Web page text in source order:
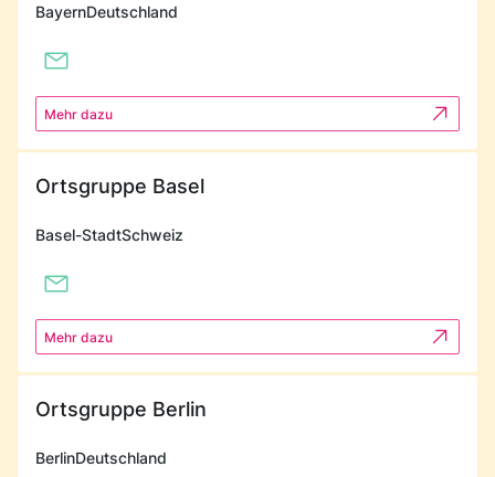
BayernDeutschland
Mehr dazu
Ortsgruppe Basel
Basel-StadtSchweiz
Mehr dazu
Ortsgruppe Berlin
BerlinDeutschland